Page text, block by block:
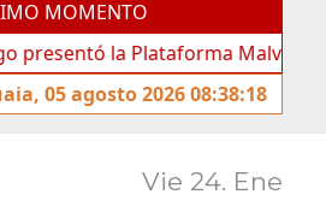
MOMENTO
la Plataforma Malvinas, una
05 agosto 2026 08:38:18
Vie 24. Ene